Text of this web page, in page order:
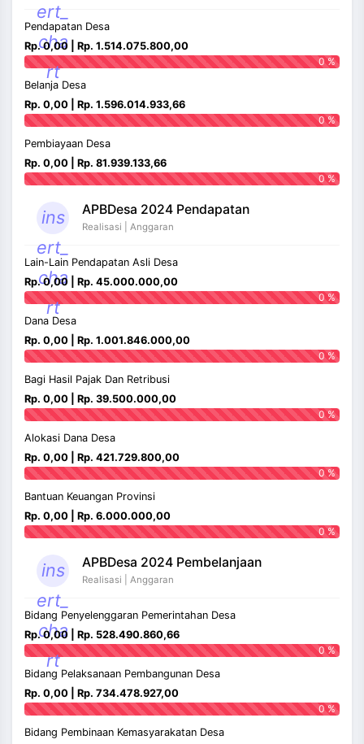
ert_
cha
rt
Pendapatan Desa
Rp. 0,00 | Rp. 1.514.075.800,00
0 %
Belanja Desa
Rp. 0,00 | Rp. 1.596.014.933,66
0 %
Pembiayaan Desa
Rp. 0,00 | Rp. 81.939.133,66
0 %
ins
ert_
cha
rt
APBDesa 2024 Pendapatan
Realisasi | Anggaran
Lain-Lain Pendapatan Asli Desa
Rp. 0,00 | Rp. 45.000.000,00
0 %
Dana Desa
Rp. 0,00 | Rp. 1.001.846.000,00
0 %
Bagi Hasil Pajak Dan Retribusi
Rp. 0,00 | Rp. 39.500.000,00
0 %
Alokasi Dana Desa
Rp. 0,00 | Rp. 421.729.800,00
0 %
Bantuan Keuangan Provinsi
Rp. 0,00 | Rp. 6.000.000,00
0 %
ins
ert_
cha
rt
APBDesa 2024 Pembelanjaan
Realisasi | Anggaran
Bidang Penyelenggaran Pemerintahan Desa
Rp. 0,00 | Rp. 528.490.860,66
0 %
Bidang Pelaksanaan Pembangunan Desa
Rp. 0,00 | Rp. 734.478.927,00
0 %
Bidang Pembinaan Kemasyarakatan Desa